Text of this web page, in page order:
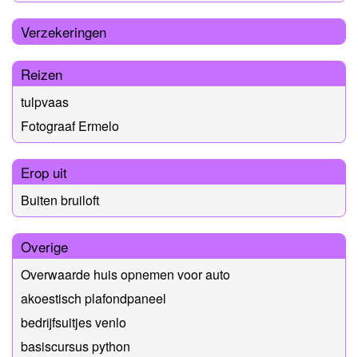
Verzekeringen
Reizen
tulpvaas
Fotograaf Ermelo
Erop uit
Buiten bruiloft
Overige
Overwaarde huis opnemen voor auto
akoestisch plafondpaneel
bedrijfsuitjes venlo
basiscursus python